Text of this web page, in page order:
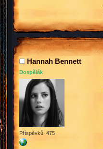
Hannah Bennett
Dospělák
Příspěvků: 475